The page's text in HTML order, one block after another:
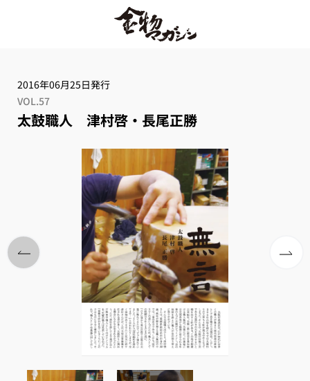
2016年06月25日発行
VOL.57
太鼓職人 津村啓・長尾正勝